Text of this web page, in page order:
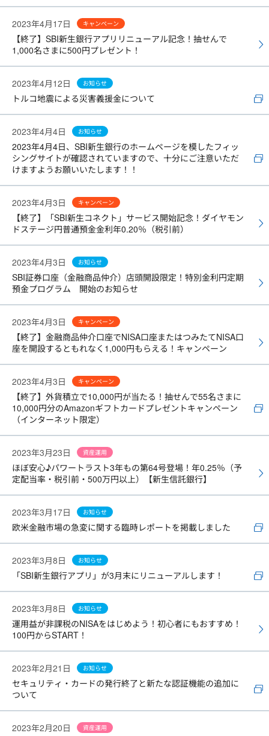
2023年4月17日 キャンペーン
【終了】SBI新生銀行アプリリニューアル記念！抽せんで
1,000名さまに500円プレゼント！
2023年4月12日 お知らせ
トルコ地震による災害義援金について
2023年4月4日 お知らせ
2023年4月4日、SBI新生銀行のホームページを模したフィッ
シングサイトが確認されていますので、十分にご注意いただ
けますようお願いいたします！！
2023年4月3日 キャンペーン
【終了】「SBI新生コネクト」サービス開始記念！ダイヤモン
ドステージ円普通預金金利年0.20％（税引前）
2023年4月3日 お知らせ
SBI証券口座（金融商品仲介）店頭開設限定！特別金利円定期
預金プログラム 開始のお知らせ
2023年4月3日 キャンペーン
【終了】金融商品仲介口座でNISA口座またはつみたてNISA口
座を開設するともれなく1,000円もらえる！キャンペーン
2023年4月3日 キャンペーン
【終了】外貨積立で10,000円が当たる！抽せんで55名さまに
10,000円分のAmazonギフトカードプレゼントキャンペーン
（インターネット限定）
2023年3月23日 資産運用
ほぼ安心♪パワートラスト3年もの第64号登場！年0.25％（予
定配当率・税引前・500万円以上）【新生信託銀行】
2023年3月17日 お知らせ
欧米金融市場の急変に関する臨時レポートを掲載しました
2023年3月8日 お知らせ
「SBI新生銀行アプリ」が3月末にリニューアルします！
2023年3月8日 お知らせ
運用益が非課税のNISAをはじめよう！初心者にもおすすめ！
100円からSTART！
2023年2月21日 お知らせ
セキュリティ・カードの発行終了と新たな認証機能の追加に
ついて
2023年2月20日 資産運用